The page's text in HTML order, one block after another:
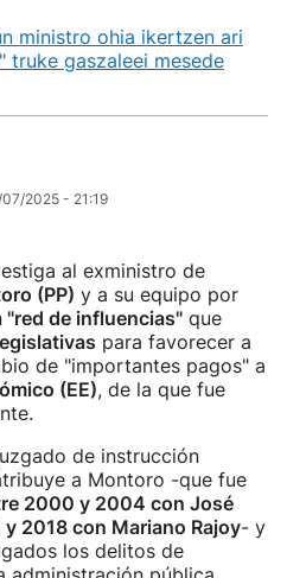
ministro ohia ikertzen ari
truke gaszaleei mesede
07/2025 - 21:19
al exministro de
(PP) y a su equipo por
"red de influencias" que
para favorecer a
de "importantes pagos" a
(EE), de la que fue
de instrucción
a Montoro -que fue
2000 y 2004 con José
2018 con Mariano Rajoy- y
los delitos de